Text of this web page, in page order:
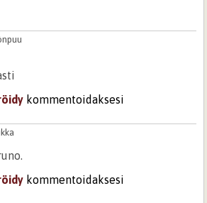
kommentoidaksesi
kommentoidaksesi